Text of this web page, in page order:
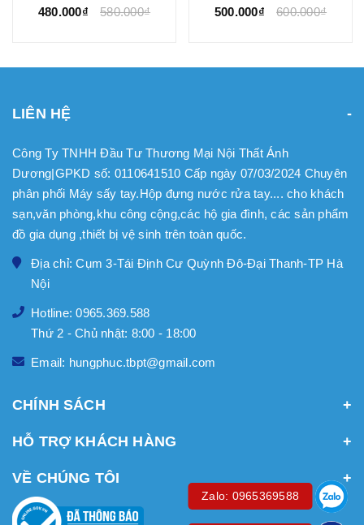
500.000₫
600.000₫
LIÊN HỆ
Công Ty TNHH Đầu Tư Thương Mại Nội Thất Ánh
Dương|GPKD số: 0110641510 Cấp ngày 07/03/2024 Chuyên
phân phối Máy sấy tay.Hộp đựng nước rửa tay.... cho khách
sạn,văn phòng,khu công cộng,các hộ gia đình, các sản phẩm
đồ gia dụng ,thiết bị vệ sinh trên toàn quốc.
Địa chỉ: Cụm 3-Tái Định Cư Quỳnh Đô-Đại Thanh-TP Hà
Nội
Hotline: 0965.369.588
Thứ 2 - Chủ nhật: 8:00 - 18:00
Email: hungphuc.tbpt@gmail.com
CHÍNH SÁCH
HỖ TRỢ KHÁCH HÀNG
VỀ CHÚNG TÔI
Zalo: 0965369588